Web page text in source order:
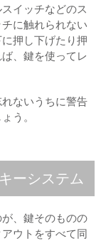
イッチなどのス
に触れられない
押し下げたり押
、鍵を使ってレ
ないうちに警告
う。
ーシステム
、鍵そのものの
ウトをすべて同